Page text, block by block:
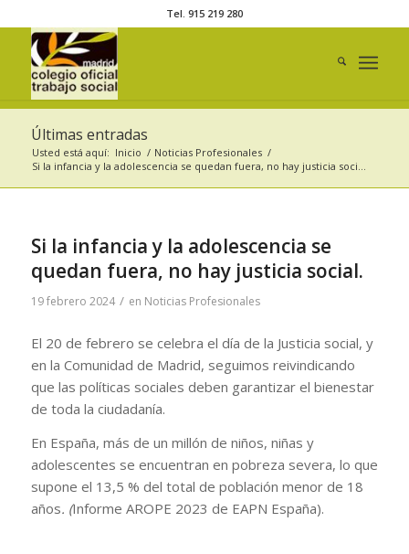
Tel. 915 219 280
Últimas entradas
Usted está aquí: Inicio / Noticias Profesionales /
Si la infancia y la adolescencia se quedan fuera, no hay justicia soci...
Si la infancia y la adolescencia se
quedan fuera, no hay justicia social.
19 febrero 2024 / en Noticias Profesionales
El 20 de febrero se celebra el día de la Justicia social, y
en la Comunidad de Madrid, seguimos reivindicando
que las políticas sociales deben garantizar el bienestar
de toda la ciudadanía.
En España, más de un millón de niños, niñas y
adolescentes se encuentran en pobreza severa, lo que
supone el 13,5 % del total de población menor de 18
años. (Informe AROPE 2023 de EAPN España).